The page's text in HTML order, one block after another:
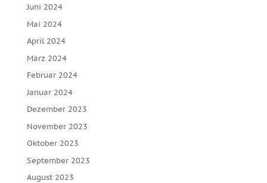
Juni 2024
Mai 2024
April 2024
März 2024
Februar 2024
Januar 2024
Dezember 2023
November 2023
Oktober 2023
September 2023
August 2023